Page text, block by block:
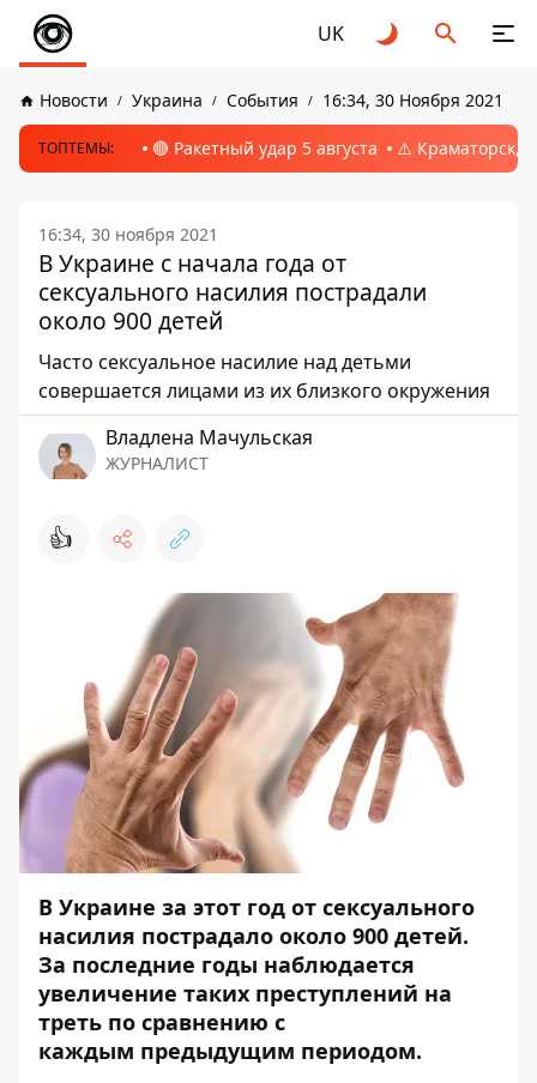
UK
Новости Украина События 16:34, 30 Ноября 2021
ТОПТЕМЫ: 🔴 Ракетный удар 5 августа ⚠️ Краматорск,
16:34, 30 ноября 2021
В Украине с начала года от
сексуального насилия пострадали
около 900 детей
Часто сексуальное насилие над детьми
совершается лицами из их близкого окружения
Владлена Мачульская
ЖУРНАЛИСТ
👍
В Украине за этот год от сексуального
насилия пострадало около 900 детей.
За последние годы наблюдается
увеличение таких преступлений на
треть по сравнению с
каждым предыдущим периодом.